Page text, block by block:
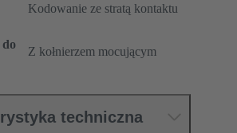
Kodowanie ze stratą kontaktu
do
Z kołnierzem mocującym
techniczna